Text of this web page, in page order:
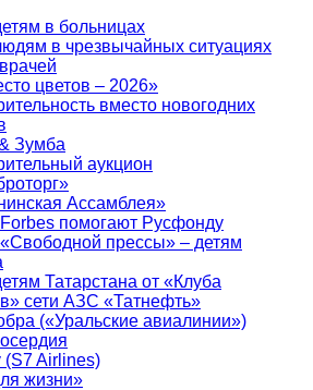
в больницах
в чрезвычайных ситуациях
цветов – 2026»
вместо новогодних
Зумба
аукцион
Ассамблея»
помогают Русфонду
прессы» – детям
Татарстана от «Клуба
сети АЗС «Татнефть»
(«Уральские авиалинии»)
(S7 Airlines)
жизни»